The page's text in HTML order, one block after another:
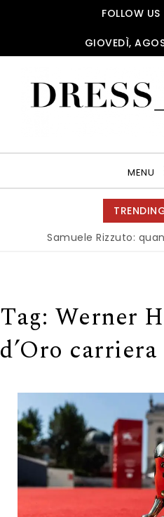
FOLLOW US
GIOVEDÌ,
MENU
Samuele Rizzuto:
Tag: Werner
d’Oro carriera